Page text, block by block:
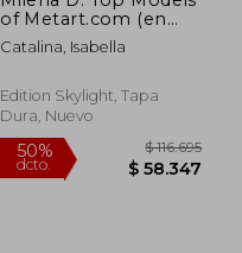
of Metart.com (en
Inglés)
Catalina, Isabella
Edition Skylight, Tapa
Dura, Nuevo